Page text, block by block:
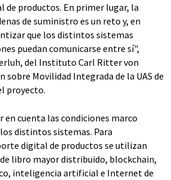
de productos. En primer lugar, la
de suministro es un reto y, en
que los distintos sistemas
puedan comunicarse entre sí",
del Instituto Carl Ritter von
sobre Movilidad Integrada de la UAS de
proyecto.
en cuenta las condiciones marco
distintos sistemas. Para
digital de productos se utilizan
libro mayor distribuido, blockchain,
inteligencia artificial e Internet de